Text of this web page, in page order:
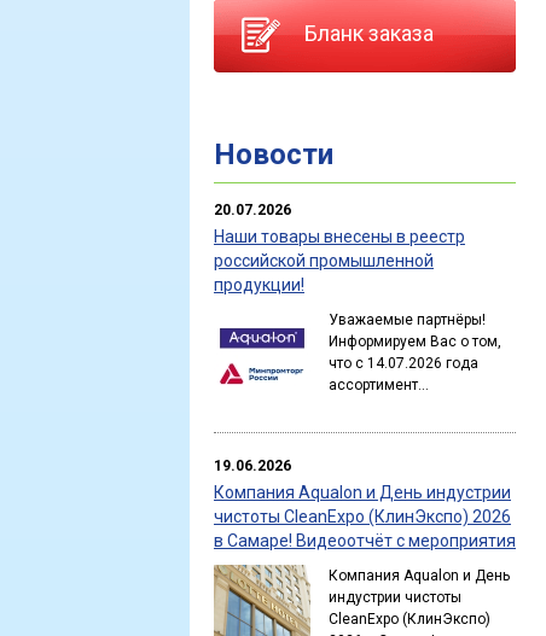
Бланк заказа
Новости
20.07.2026
Наши товары внесены в реестр
российской промышленной
продукции!
Уважаемые партнёры!
Информируем Вас о том,
что с 14.07.2026 года
ассортимент...
19.06.2026
Компания Aqualon и День индустрии
чистоты CleanExpo (КлинЭкспо) 2026
в Самаре! Видеоотчёт с мероприятия
Компания Aqualon и День
индустрии чистоты
CleanExpo (КлинЭкспо)